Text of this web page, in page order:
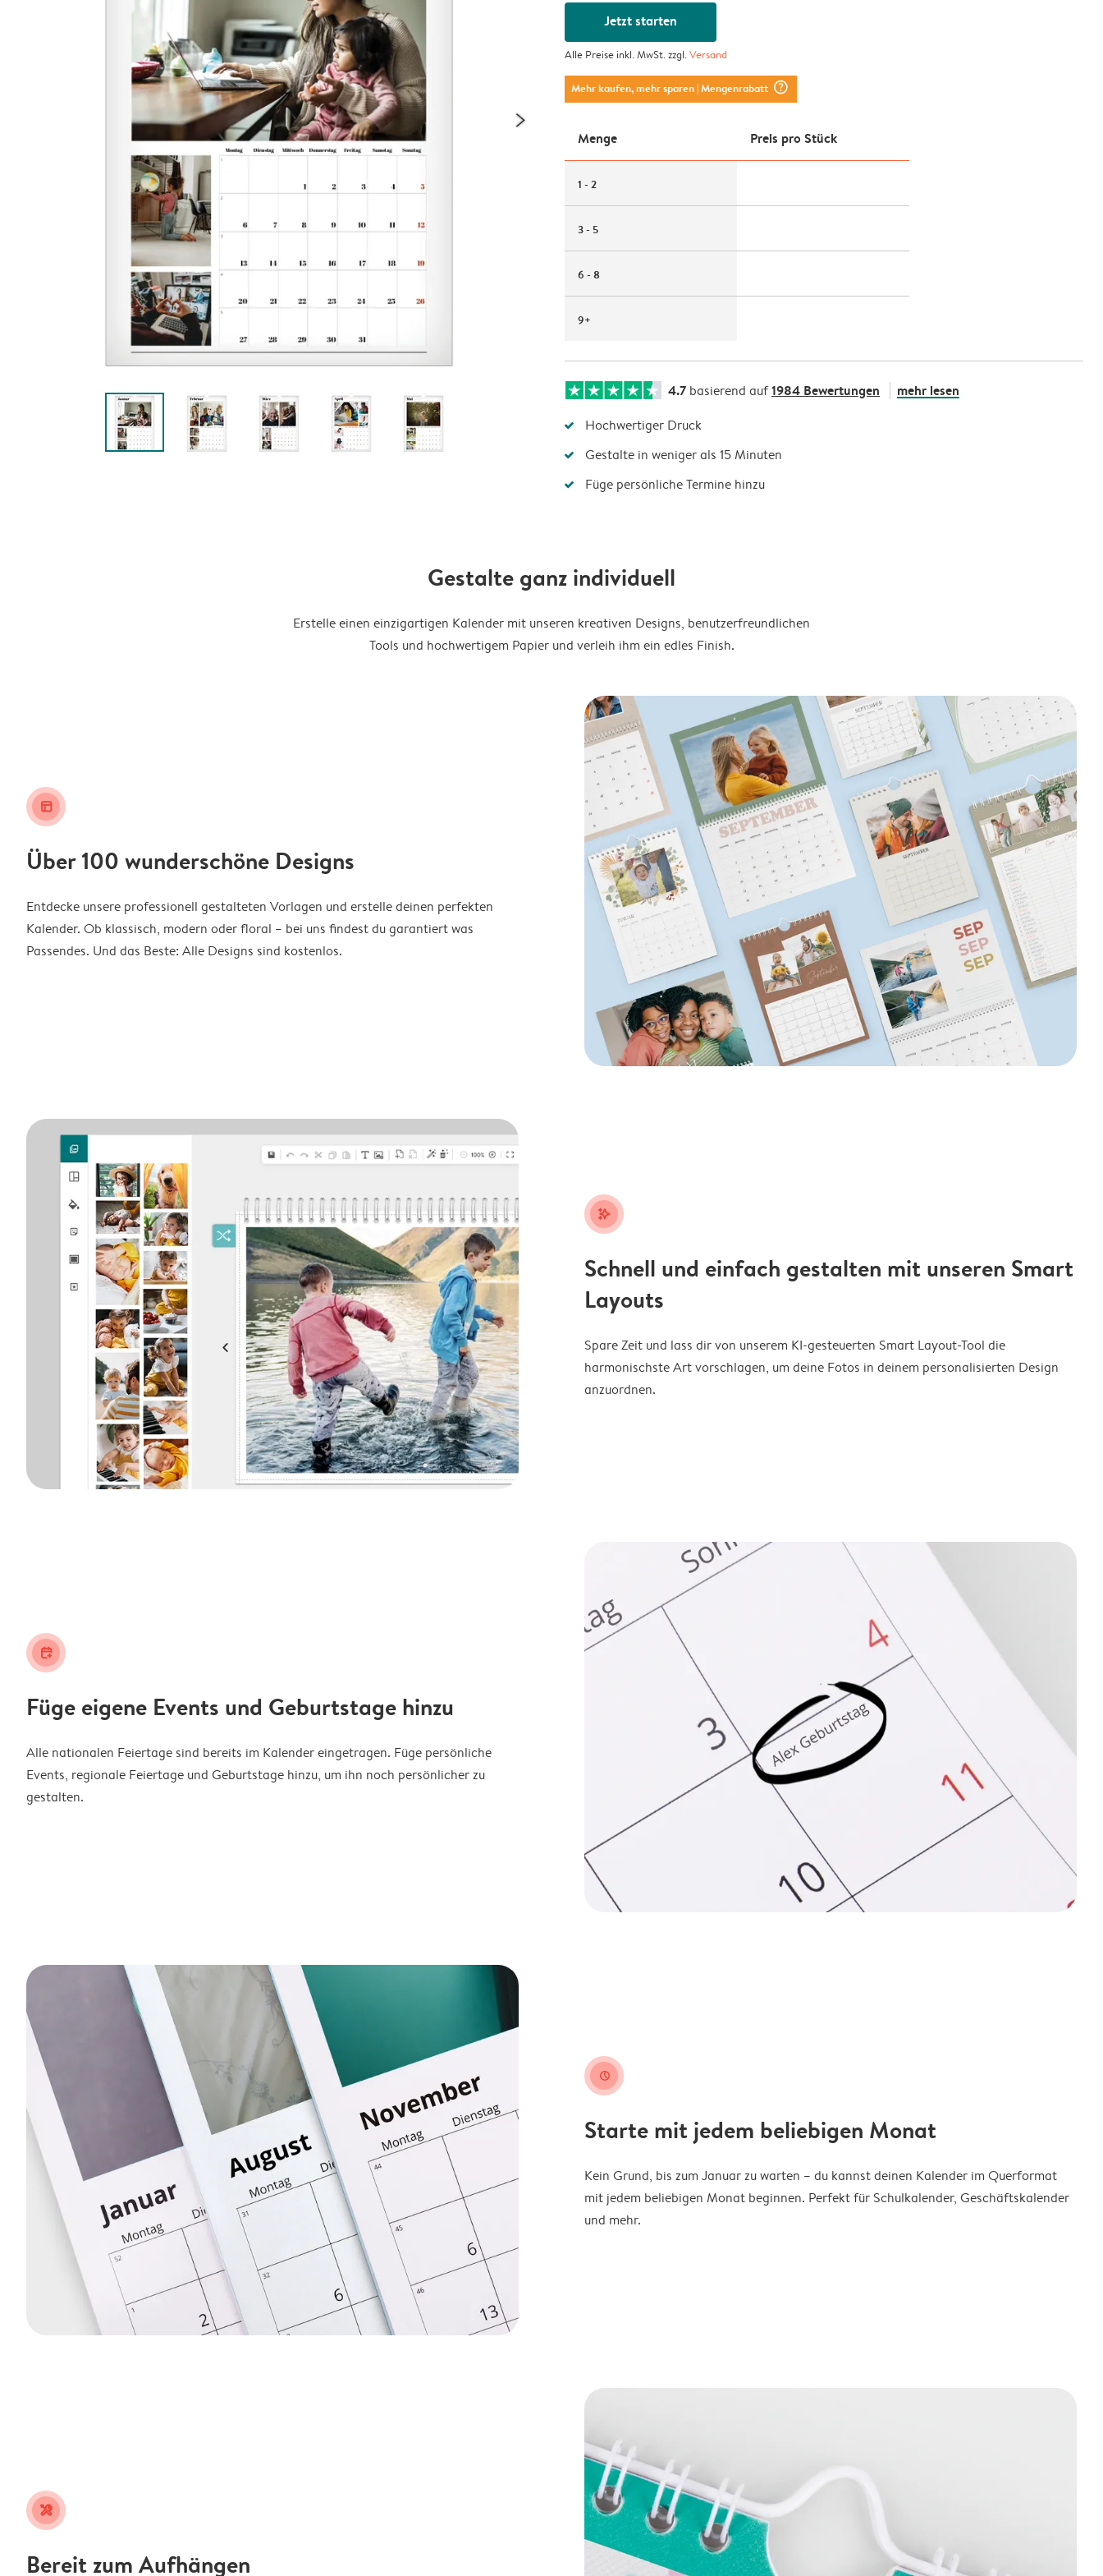
Jetzt starten
Alle Preise inkl. MwSt. zzgl.Versand
Mehr kaufen, mehr sparen| Mengenrabatt question_mark_circle
Menge Preis pro Stück
1 - 2
3 - 5
6 - 8
9+
4.7 basierend auf1984 Bewertungen mehr lesen
Hochwertiger Druck
Gestalte in weniger als 15 Minuten
Füge persönliche Termine hinzu
Gestalte ganz individuell
Erstelle einen einzigartigen Kalender mit unseren kreativen Designs, benutzerfreundlichen
Tools und hochwertigem Papier und verleih ihm ein edles Finish.
layout_alt
Über 100 wunderschöne Designs
Entdecke unsere professionell gestalteten Vorlagen und erstelle deinen perfekten
Kalender. Ob klassisch, modern oder floral – bei uns findest du garantiert was
Passendes. Und das Beste: Alle Designs sind kostenlos.
stars_plus
Schnell und einfach gestalten mit unseren Smart
Layouts
Spare Zeit und lass dir von unserem KI-gesteuerten Smart Layout-Tool die
harmonischste Art vorschlagen, um deine Fotos in deinem personalisierten Design
anzuordnen.
calendar_plus
Füge eigene Events und Geburtstage hinzu
Alle nationalen Feiertage sind bereits im Kalender eingetragen. Füge persönliche
Events, regionale Feiertage und Geburtstage hinzu, um ihn noch persönlicher zu
gestalten.
clock
Starte mit jedem beliebigen Monat
Kein Grund, bis zum Januar zu warten – du kannst deinen Kalender im Querformat
mit jedem beliebigen Monat beginnen. Perfekt für Schulkalender, Geschäftskalender
und mehr.
tools
Bereit zum Aufhängen